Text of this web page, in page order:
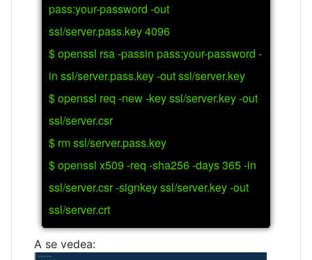
pass:your-password -out
ssl/server.pass.key 4096
$ openssl rsa -passin pass:your-password -
in ssl/server.pass.key -out ssl/server.key
$ openssl req -new -key ssl/server.key -out
ssl/server.csr
$ rm ssl/server.pass.key
$ openssl x509 -req -sha256 -days 365 -in
ssl/server.csr -signkey ssl/server.key -out
ssl/server.crt
A se vedea: